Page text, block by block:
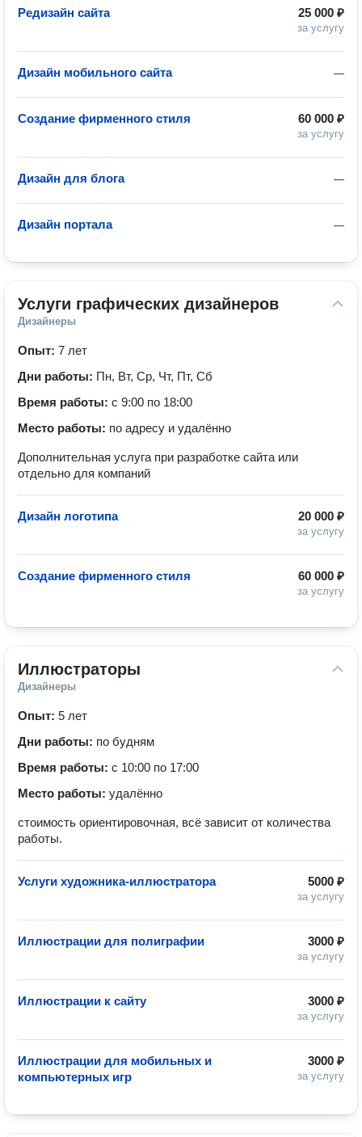
25 000 ₽
за услугу
Редизайн сайта
—
Дизайн мобильного сайта
60 000 ₽
за услугу
Создание фирменного стиля
—
Дизайн для блога
—
Дизайн портала
Услуги графических дизайнеров
Дизайнеры
Опыт: 7 лет
Дни работы: Пн, Вт, Ср, Чт, Пт, Сб
Время работы: с 9:00 по 18:00
Место работы: по адресу и удалённо
Дополнительная услуга при разработке сайта или
отдельно для компаний
20 000 ₽
за услугу
Дизайн логотипа
60 000 ₽
за услугу
Создание фирменного стиля
Иллюстраторы
Дизайнеры
Опыт: 5 лет
Дни работы: по будням
Время работы: с 10:00 по 17:00
Место работы: удалённо
стоимость ориентировочная, всё зависит от количества
работы.
5000 ₽
за услугу
Услуги художника-иллюстратора
3000 ₽
за услугу
Иллюстрации для полиграфии
3000 ₽
за услугу
Иллюстрации к сайту
3000 ₽
за услугу
Иллюстрации для мобильных и
компьютерных игр